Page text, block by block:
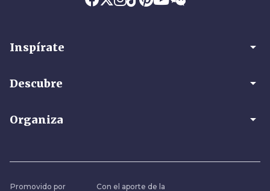
Inspírate arrow_drop_down
Descubre arrow_drop_down
Organiza arrow_drop_down
Promovido por Con el aporte de la